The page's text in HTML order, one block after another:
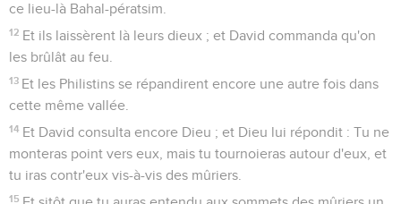
ce lieu-là Bahal-pératsim.
12 Et ils laissèrent là leurs dieux ; et David commanda qu'on
les brûlât au feu.
13 Et les Philistins se répandirent encore une autre fois dans
cette même vallée.
14 Et David consulta encore Dieu ; et Dieu lui répondit : Tu ne
monteras point vers eux, mais tu tournoieras autour d'eux, et
tu iras contr'eux vis-à-vis des mûriers.
15